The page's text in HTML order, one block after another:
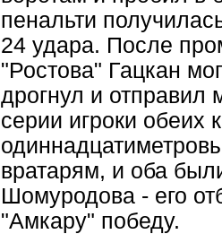
пенальти
24 удара. После
"Ростова" Гацкан
дрогнул и отправил
серии игроки обеих
вратарям, и оба
Шомуродова - его
"Амкару" победу.